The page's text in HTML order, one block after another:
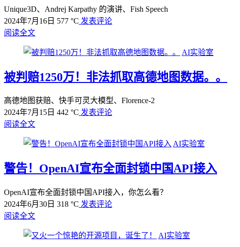
Unique3D、Andrej Karpathy 的演讲、Fish Speech
2024年7月16日 577 °C 发表评论
阅读全文
AI实验室
被判赔1250万！非法抓取高德地图数据。。
高德地图获赔、快手可灵大模型、Florence-2
2024年7月15日 442 °C 发表评论
阅读全文
AI实验室
警告！OpenAI宣布全面封锁中国API接入
OpenAI宣布全面封锁中国API接入，你怎么看？
2024年6月30日 318 °C 发表评论
阅读全文
AI实验室